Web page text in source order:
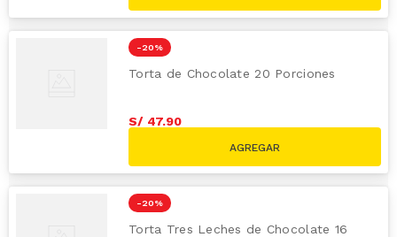
-20 %
Torta de Chocolate 20 Porciones
S/ 47.90
-20 %
Torta Tres Leches de Chocolate 16